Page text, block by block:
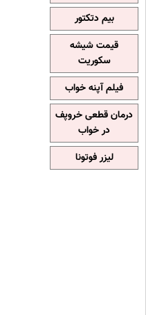
بیم دتکتور
قیمت شیشه
سکوریت
فیلم آپنه خواب
درمان قطعی خروپف
در خواب
لیزر فوتونا